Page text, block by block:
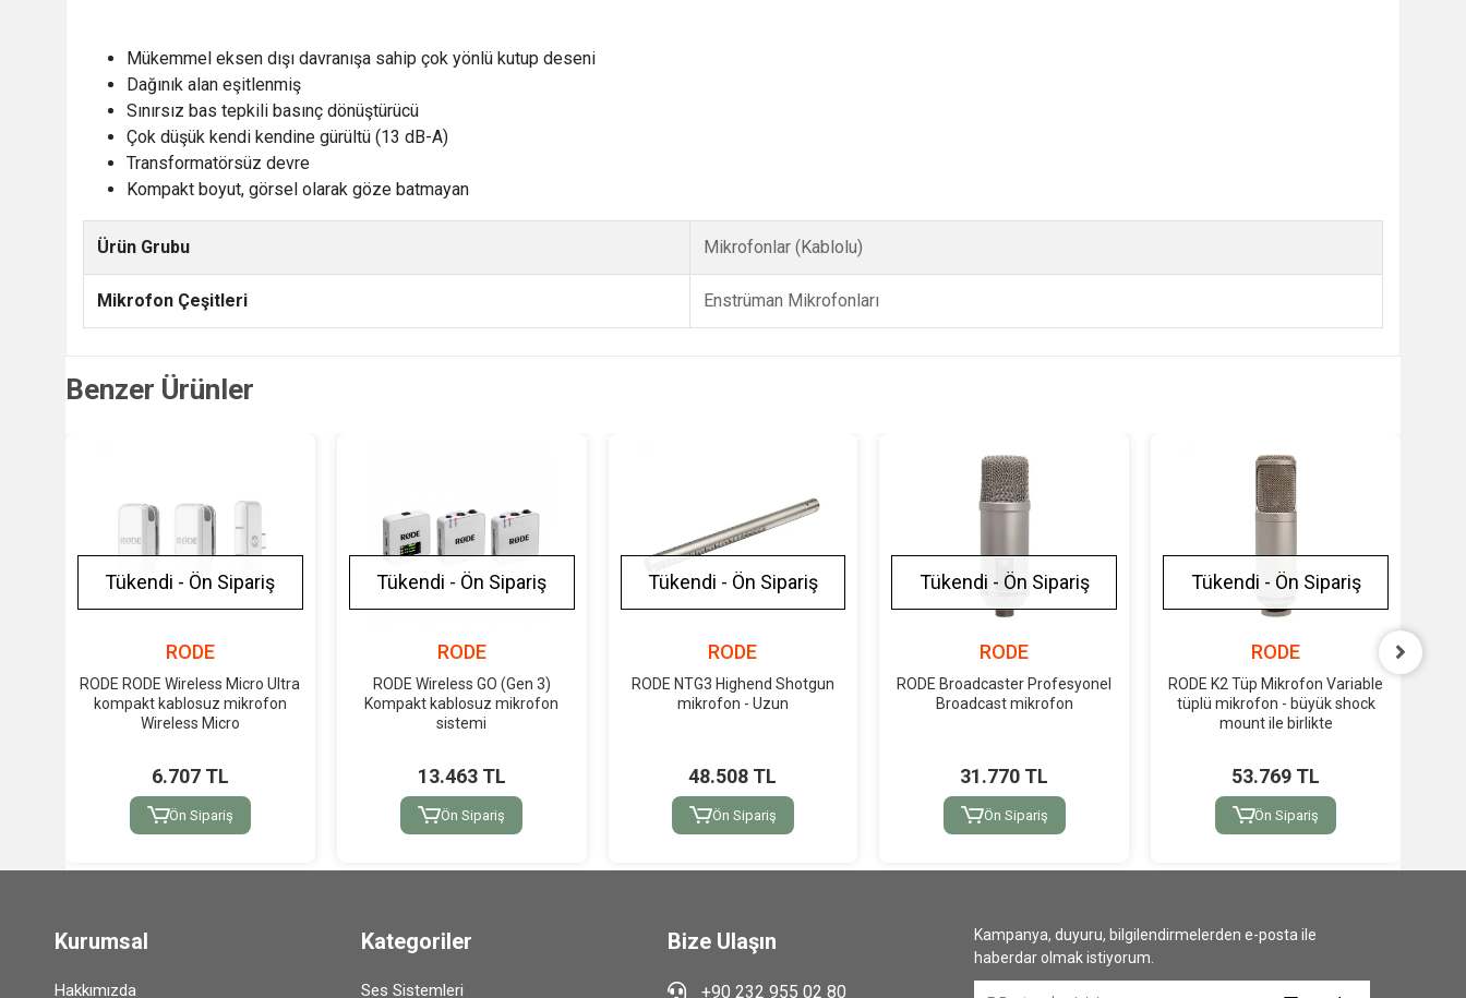
Mükemmel eksen dışı davranışa sahip çok yönlü kutup deseni
Dağınık alan eşitlenmiş
Sınırsız bas tepkili basınç dönüştürücü
Çok düşük kendi kendine gürültü (13 dB-A)
Transformatörsüz devre
Kompakt boyut, görsel olarak göze batmayan
Ürün Grubu Mikrofonlar (Kablolu)
Mikrofon Çeşitleri Enstrüman Mikrofonları
Benzer Ürünler
Tükendi - Ön Sipariş
RODE
RODE RODE Wireless Micro Ultra
kompakt kablosuz mikrofon
Wireless Micro
6.707 TL
Ön Sipariş
Tükendi - Ön Sipariş
RODE
RODE Wireless GO (Gen 3)
Kompakt kablosuz mikrofon
sistemi
13.463 TL
Ön Sipariş
Tükendi - Ön Sipariş
RODE
RODE NTG3 Highend Shotgun
mikrofon - Uzun
48.508 TL
Ön Sipariş
Tükendi - Ön Sipariş
RODE
RODE Broadcaster Profesyonel
Broadcast mikrofon
31.770 TL
Ön Sipariş
Tükendi - Ön Sipariş
RODE
RODE K2 Tüp Mikrofon Variable
tüplü mikrofon - büyük shock
mount ile birlikte
53.769 TL
Ön Sipariş
Kurumsal
Hakkımızda
Kategoriler
Ses Sistemleri
Bize Ulaşın
+90 232 955 02 80
Kampanya, duyuru, bilgilendirmelerden e-posta ile
haberdar olmak istiyorum.